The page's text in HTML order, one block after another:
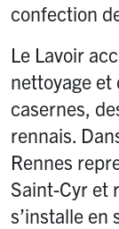
confection
Le Lavoir
nettoyage et
casernes,
rennais.
Rennes
Saint-Cyr et
s’installe